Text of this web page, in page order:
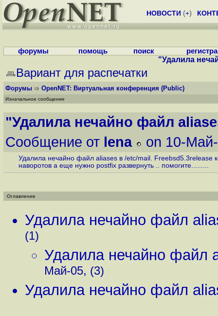
НОВОСТИ (+)
форумы помощь поиск
"Удалила
Вариант для распечатки
Форумы OpenNET: Виртуальная конференция (Public)
Изначальное сообщение
"Удалила нечайно файл
Сообщение от lena on 10-
Удалила нечайно файл aliases в /etc/mail. Freebsd5.3release
наворотов а еще нужно postfix развернуть .. помогите.........
Оглавление
Удалила нечайно файл
(1)
Удалила нечайно файл
Май-05, (3)
Удалила нечайно файл